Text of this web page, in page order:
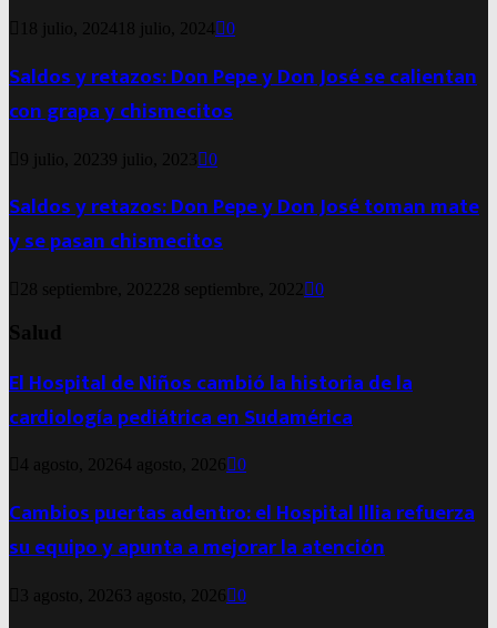
18 julio, 2024 18 julio, 2024 0
Saldos y retazos: Don Pepe y Don José se calientan
con grapa y chismecitos
9 julio, 20239 julio, 2023 0
Saldos y retazos: Don Pepe y Don José toman mate
y se pasan chismecitos
28 septiembre, 2022 28 septiembre, 2022 0
Salud
El Hospital de Niños cambió la historia de la
cardiología pediátrica en Sudamérica
4 agosto, 20264 agosto, 2026 0
Cambios puertas adentro: el Hospital Illia refuerza
su equipo y apunta a mejorar la atención
3 agosto, 2026 3 agosto, 2026 0